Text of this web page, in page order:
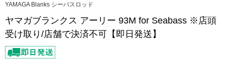
YAMAGA Blanks シーバスロッド
ヤマガブランクス アーリー 93M for Seabass ※店頭
受け取り/店舗で決済不可【即日発送】